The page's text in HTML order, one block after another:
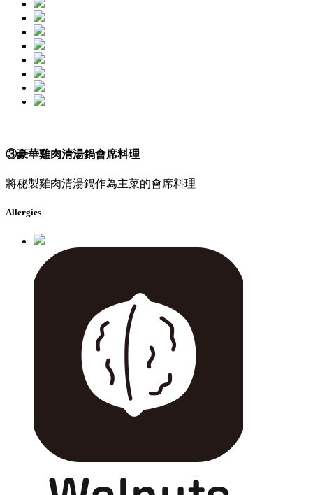
③豪華雞肉清湯鍋會席料理
將秘製雞肉清湯鍋作為主菜的會席料理
Allergies